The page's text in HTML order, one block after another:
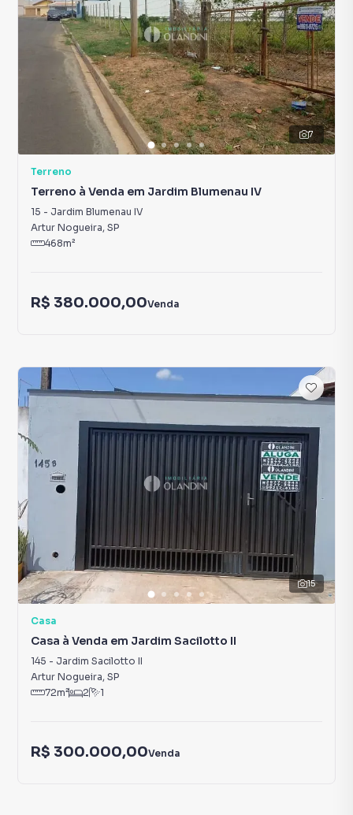
7
Terreno
Terreno à Venda em Jardim Blumenau IV
15 - Jardim Blumenau IV
Artur Nogueira, SP
468m²
R$ 380.000,00Venda
15
Casa
Casa à Venda em Jardim Sacilotto II
145 - Jardim Sacilotto II
Artur Nogueira, SP
72m² 2 1
R$ 300.000,00Venda